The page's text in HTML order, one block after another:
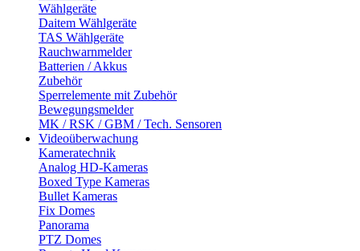
Wählgeräte
Daitem Wählgeräte
TAS Wählgeräte
Rauchwarnmelder
Batterien / Akkus
Zubehör
Sperrelemente mit Zubehör
Bewegungsmelder
MK / RSK / GBM / Tech. Sensoren
Videoüberwachung
Kameratechnik
Analog HD-Kameras
Boxed Type Kameras
Bullet Kameras
Fix Domes
Panorama
PTZ Domes